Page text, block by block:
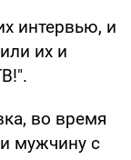
интервью, и
их и
во время
мужчину с